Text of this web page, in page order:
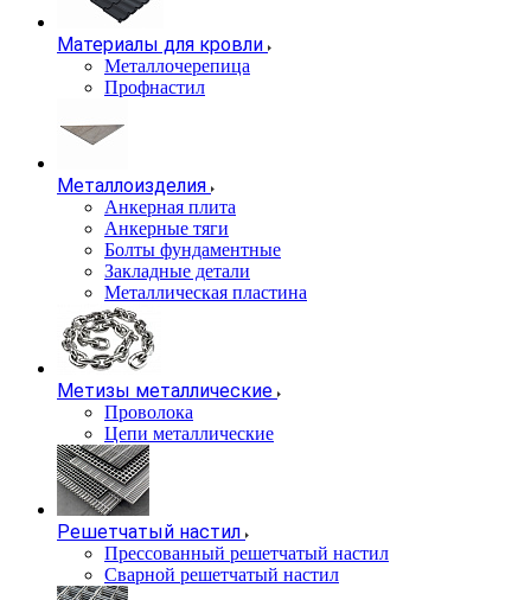
Материалы для кровли
Металлочерепица
Профнастил
Металлоизделия
Анкерная плита
Анкерные тяги
Болты фундаментные
Закладные детали
Металлическая пластина
Метизы металлические
Проволока
Цепи металлические
Решетчатый настил
Прессованный решетчатый настил
Сварной решетчатый настил